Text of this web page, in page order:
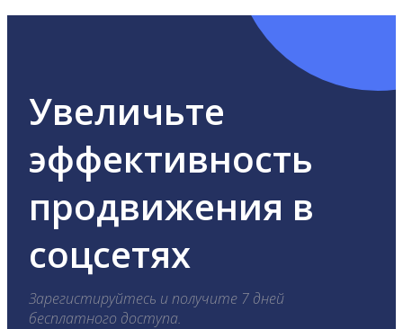
Увеличьте
эффективность
продвижения в
соцсетях
Зарегистируйтесь и получите 7 дней
бесплатного доступа.